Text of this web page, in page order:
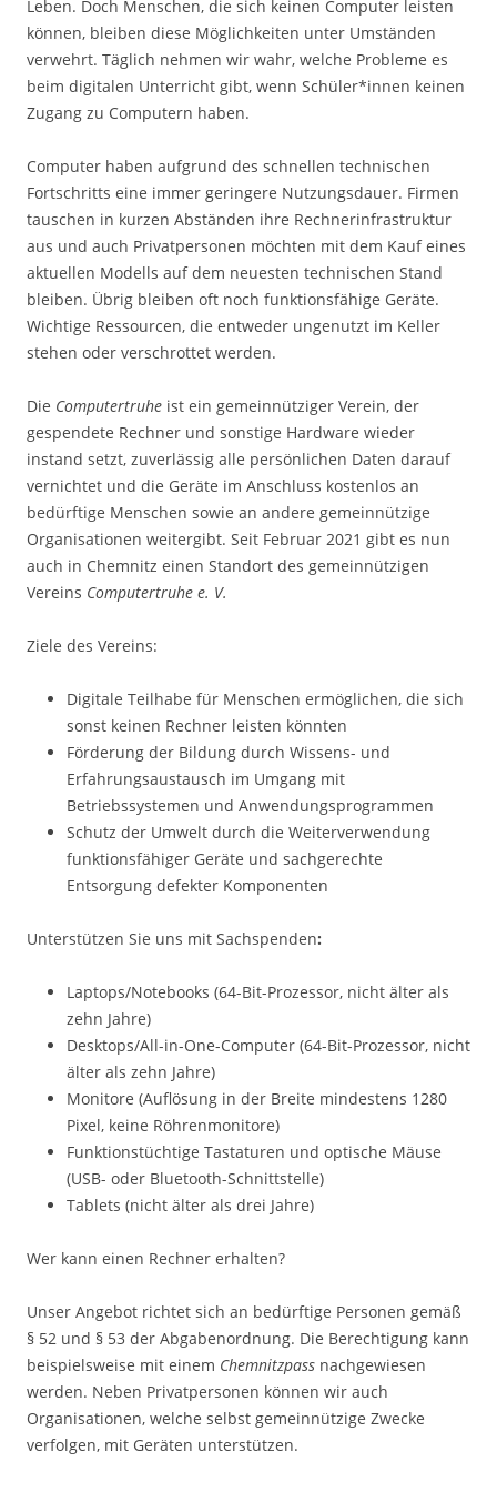
Leben. Doch Menschen, die sich keinen Computer leisten
können, bleiben diese Möglichkeiten unter Umständen
verwehrt. Täglich nehmen wir wahr, welche Probleme es
beim digitalen Unterricht gibt, wenn Schüler*innen keinen
Zugang zu Computern haben.
Computer haben aufgrund des schnellen technischen
Fortschritts eine immer geringere Nutzungsdauer. Firmen
tauschen in kurzen Abständen ihre Rechnerinfrastruktur
aus und auch Privatpersonen möchten mit dem Kauf eines
aktuellen Modells auf dem neuesten technischen Stand
bleiben. Übrig bleiben oft noch funktionsfähige Geräte.
Wichtige Ressourcen, die entweder ungenutzt im Keller
stehen oder verschrottet werden.
Die Computertruhe ist ein gemeinnütziger Verein, der
gespendete Rechner und sonstige Hardware wieder
instand setzt, zuverlässig alle persönlichen Daten darauf
vernichtet und die Geräte im Anschluss kostenlos an
bedürftige Menschen sowie an andere gemeinnützige
Organisationen weitergibt. Seit Februar 2021 gibt es nun
auch in Chemnitz einen Standort des gemeinnützigen
Vereins Computertruhe e. V.
Ziele des Vereins:
Digitale Teilhabe für Menschen ermöglichen, die sich
sonst keinen Rechner leisten könnten
Förderung der Bildung durch Wissens- und
Erfahrungsaustausch im Umgang mit
Betriebssystemen und Anwendungsprogrammen
Schutz der Umwelt durch die Weiterverwendung
funktionsfähiger Geräte und sachgerechte
Entsorgung defekter Komponenten
Unterstützen Sie uns mit Sachspenden:
Laptops/Notebooks (64-Bit-Prozessor, nicht älter als
zehn Jahre)
Desktops/All-in-One-Computer (64-Bit-Prozessor, nicht
älter als zehn Jahre)
Monitore (Auflösung in der Breite mindestens 1280
Pixel, keine Röhrenmonitore)
Funktionstüchtige Tastaturen und optische Mäuse
(USB- oder Bluetooth-Schnittstelle)
Tablets (nicht älter als drei Jahre)
Wer kann einen Rechner erhalten?
Unser Angebot richtet sich an bedürftige Personen gemäß
§ 52 und § 53 der Abgabenordnung. Die Berechtigung kann
beispielsweise mit einem Chemnitzpass nachgewiesen
werden. Neben Privatpersonen können wir auch
Organisationen, welche selbst gemeinnützige Zwecke
verfolgen, mit Geräten unterstützen.